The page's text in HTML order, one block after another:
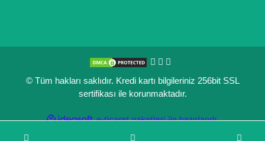
© Tüm hakları saklıdır. Kredi kartı bilgileriniz 256bit SSL
sertifikası ile korunmaktadır.
ideasoft
e-
ile